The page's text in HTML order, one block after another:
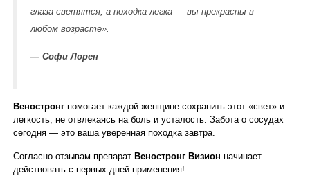
глаза светятся, а походка легка — вы прекрасны в
любом возрасте».
— Софи Лорен
Веностронг помогает каждой женщине сохранить этот «свет» и
легкость, не отвлекаясь на боль и усталость. Забота о сосудах
сегодня — это ваша уверенная походка завтра.
Согласно отзывам препарат Веностронг Визион начинает
действовать с первых дней применения!